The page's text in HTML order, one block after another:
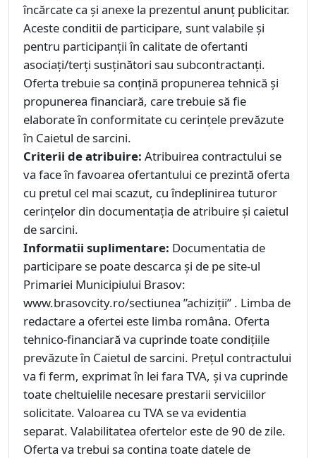
încărcate ca și anexe la prezentul anunț publicitar.
Aceste conditii de participare, sunt valabile și
pentru participanții în calitate de ofertanti
asociați/terţi susţinători sau subcontractanți.
Oferta trebuie sa conțină propunerea tehnică și
propunerea financiară, care trebuie să fie
elaborate în conformitate cu cerințele prevăzute
în Caietul de sarcini.
Criterii de atribuire: Atribuirea contractului se
va face în favoarea ofertantului ce prezintă oferta
cu pretul cel mai scazut, cu îndeplinirea tuturor
cerințelor din documentația de atribuire și caietul
de sarcini.
Informatii suplimentare: Documentatia de
participare se poate descarca și de pe site-ul
Primariei Municipiului Brasov:
www.brasovcity.ro/sectiunea ”achiziții” . Limba de
redactare a ofertei este limba româna. Oferta
tehnico-financiară va cuprinde toate condițiile
prevăzute în Caietul de sarcini. Prețul contractului
va fi ferm, exprimat în lei fara TVA, și va cuprinde
toate cheltuielile necesare prestarii serviciilor
solicitate. Valoarea cu TVA se va evidentia
separat. Valabilitatea ofertelor este de 90 de zile.
Oferta va trebui sa contina toate datele de